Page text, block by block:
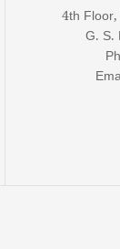
4th
G. S.